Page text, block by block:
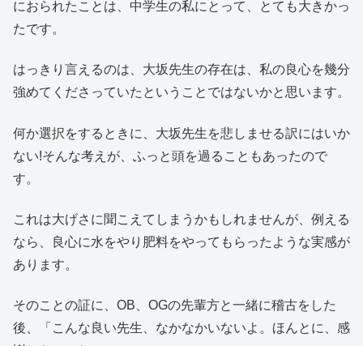
におられたことは、中学生の私にとって、とても大きかっ
たです。
はっきり言えるのは、大坂先生の存在は、私の良心を幾分
強めてくださっていたということではないかと思います。
何か選択をするときに、大坂先生を悲しませる訳にはいか
ない!そんな考えが、ふっと頭を過ることもあったので
す。
これは大げさに聞こえてしまうかもしれませんが、例える
なら、良心に水をやり肥料をやってもらったような実感が
あります。
そのことの証に、OB、OGの先輩方と一緒に稽古をした
後、「こんな良い先生、なかなかいないよ。ほんとに、感